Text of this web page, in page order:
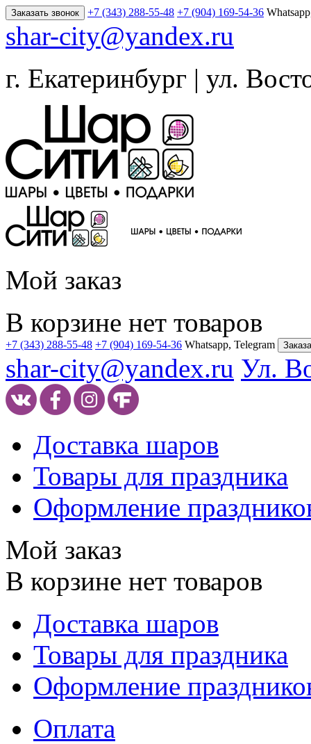
Заказать звонок +7 (343) 288-55-48 +7 (904) 169-54-36
shar-city@yandex.ru
г. Екатеринбург | ул.
Мой заказ
В корзине нет товаров
+7 (343) 288-55-48 +7 (904) 169-54-36 Whatsapp, Telegram
shar-city@yandex.ru Ул.
Доставка шаров
Товары для праздника
Оформление
Мой заказ
В корзине нет товаров
Доставка шаров
Товары для праздника
Оформление
Оплата